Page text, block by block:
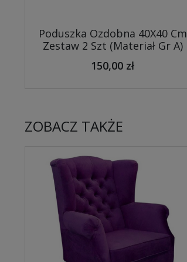
Poduszka Ozdobna 40X40 Cm
Zestaw 2 Szt (Materiał Gr A)
150,00 zł
ZOBACZ TAKŻE